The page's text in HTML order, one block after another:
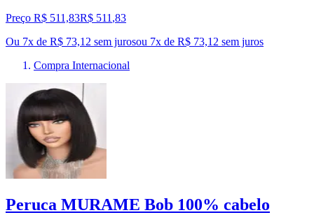
Preço R$ 511,83R$ 511 ,83
Ou 7x de R$ 73,12 sem jurosou 7x de R$ 73,12 sem juros
Compra Internacional
Peruca MURAME Bob 100% cabelo